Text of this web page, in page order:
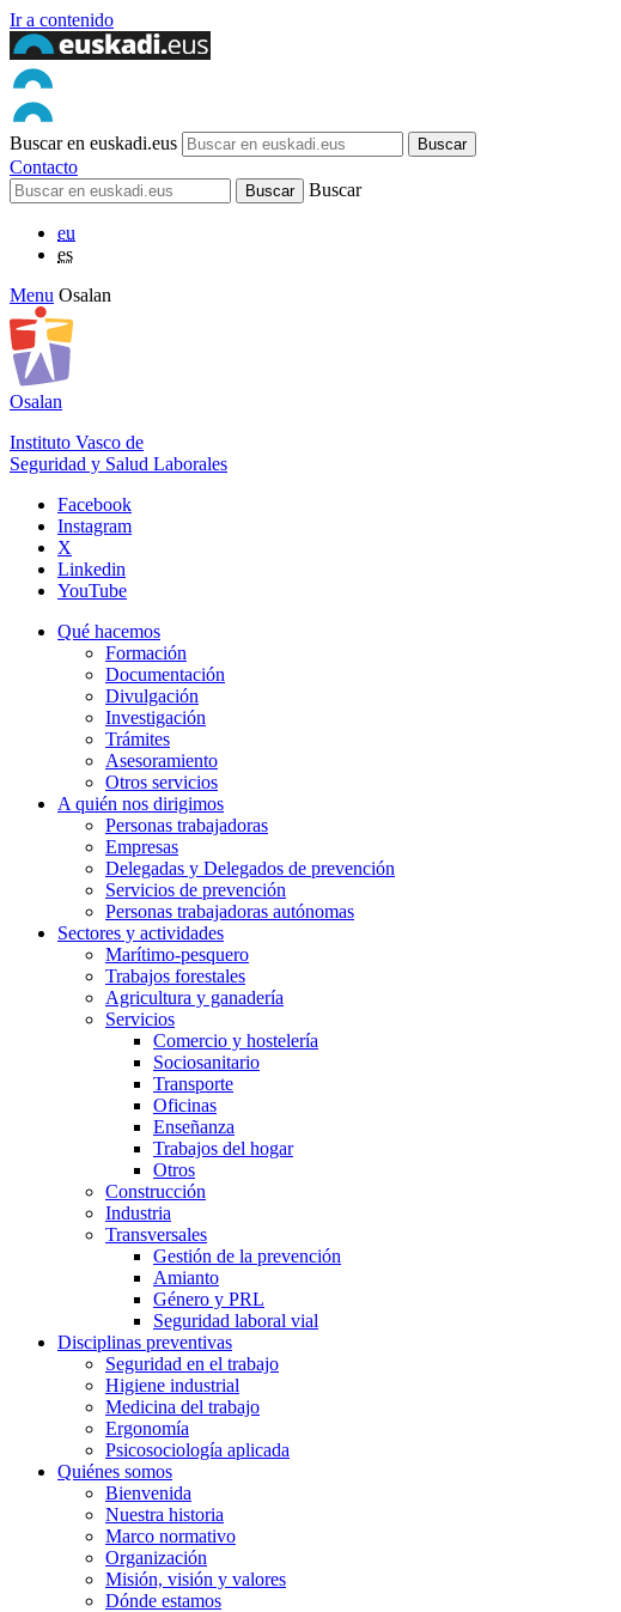
Ir a contenido
Buscar en euskadi.eus
Contacto
Buscar
eu
es
Menu Osalan
Osalan
Instituto Vasco de
Seguridad y Salud Laborales
Facebook
Instagram
X
Linkedin
YouTube
Qué hacemos
Formación
Documentación
Divulgación
Investigación
Trámites
Asesoramiento
Otros servicios
A quién nos dirigimos
Personas trabajadoras
Empresas
Delegadas y Delegados de prevención
Servicios de prevención
Personas trabajadoras autónomas
Sectores y actividades
Marítimo-pesquero
Trabajos forestales
Agricultura y ganadería
Servicios
Comercio y hostelería
Sociosanitario
Transporte
Oficinas
Enseñanza
Trabajos del hogar
Otros
Construcción
Industria
Transversales
Gestión de la prevención
Amianto
Género y PRL
Seguridad laboral vial
Disciplinas preventivas
Seguridad en el trabajo
Higiene industrial
Medicina del trabajo
Ergonomía
Psicosociología aplicada
Quiénes somos
Bienvenida
Nuestra historia
Marco normativo
Organización
Misión, visión y valores
Dónde estamos